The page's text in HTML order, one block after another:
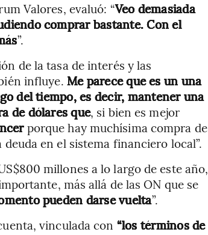
Valores, evaluó: “Veo demasiada
comprar bastante. Con el
”.
de la tasa de interés y las
influye. Me parece que es un una
del tiempo, es decir, mantener una
de dólares que, si bien es mejor
porque hay muchísima compra de
en el sistema financiero local”.
millones a lo largo de este año,
más allá de las ON que se
pueden darse vuelta”.
vinculada con “los términos de